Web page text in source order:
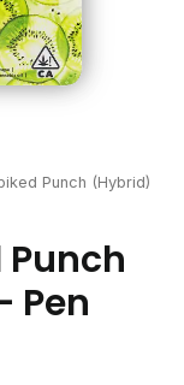
Punch (Hybrid)
Pen